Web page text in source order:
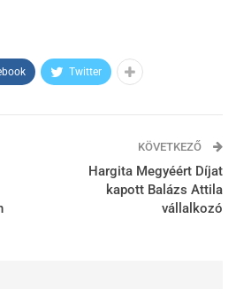
Twitter
KÖVETKEZŐ
Hargita Megyéért Díjat
kapott Balázs Attila
vállalkozó